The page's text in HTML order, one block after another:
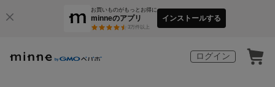
お買いものがもっとお得に
minneのアプリ
3万件以上
インストールする
ログイン